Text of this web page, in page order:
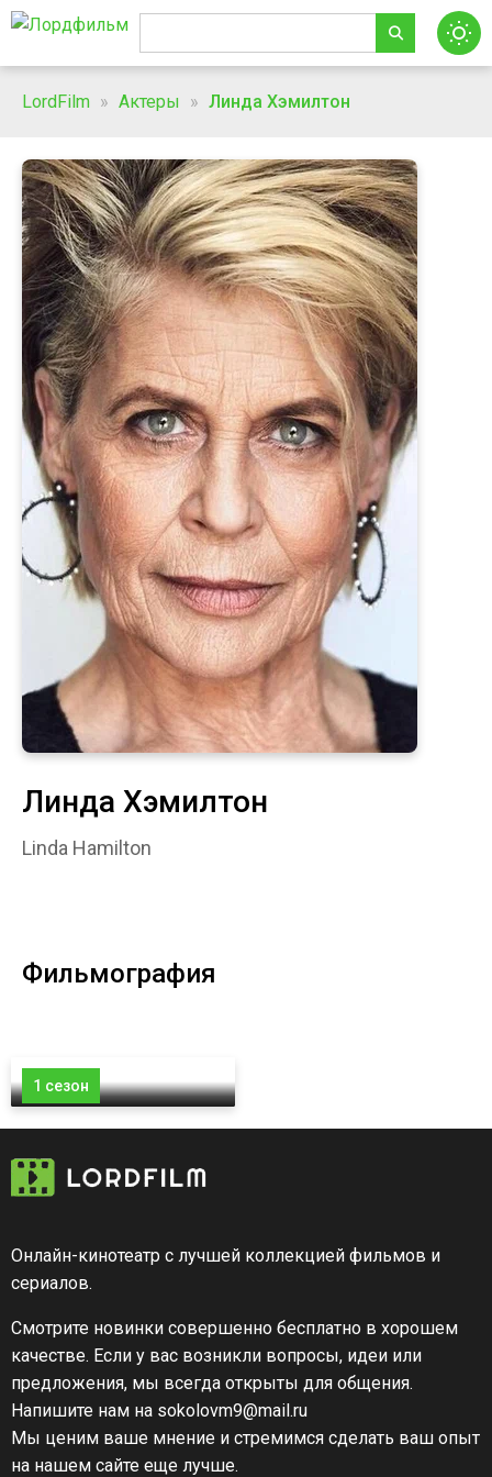
LordFilm » Актеры » Линда Хэмилтон
Линда Хэмилтон
Linda Hamilton
Фильмография
1 сезон
Онлайн-кинотеатр с лучшей коллекцией фильмов и
сериалов.
Смотрите новинки совершенно бесплатно в хорошем
качестве. Если у вас возникли вопросы, идеи или
предложения, мы всегда открыты для общения.
Напишите нам на sokolovm9@mail.ru
Мы ценим ваше мнение и стремимся сделать ваш опыт
на нашем сайте еще лучше.